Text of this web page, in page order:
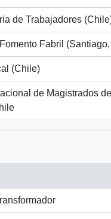
de Trabajadores
Fabril
(Chile)
de Magistrados